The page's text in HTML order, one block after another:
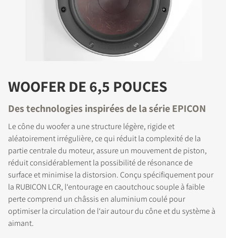
WOOFER DE 6,5 POUCES
Des technologies inspirées de la série EPICON
Le cône du woofer a une structure légère, rigide et
aléatoirement irrégulière, ce qui réduit la complexité de la
partie centrale du moteur, assure un mouvement de piston,
réduit considérablement la possibilité de résonance de
surface et minimise la distorsion. Conçu spécifiquement pour
la RUBICON LCR, l‘entourage en caoutchouc souple à faible
perte comprend un châssis en aluminium coulé pour
optimiser la circulation de l‘air autour du cône et du système à
aimant.